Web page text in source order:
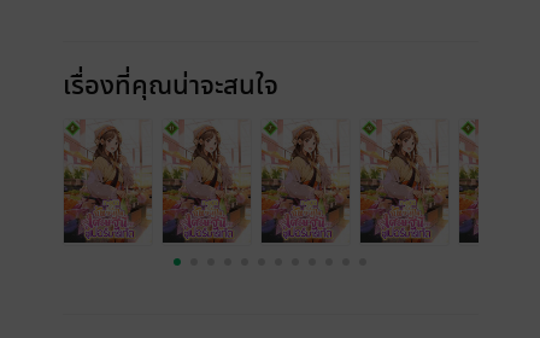
เรื่องที่คุณน่าจะสนใจ